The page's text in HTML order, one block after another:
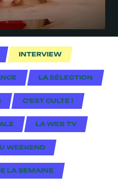
INTERVIEW
LA SÉLECTION
C'EST CULTE !
LA WEB TV
WEEKEND
LA SEMAINE